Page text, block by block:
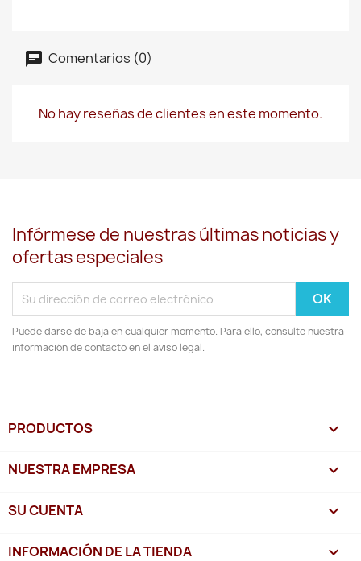
Comentarios (0)
No hay reseñas de clientes en este momento.
Infórmese de nuestras últimas noticias y
ofertas especiales
Puede darse de baja en cualquier momento. Para ello, consulte nuestra
información de contacto en el aviso legal.
PRODUCTOS 
NUESTRA EMPRESA 
SU CUENTA 
INFORMACIÓN DE LA TIENDA keyboard_arrow_down